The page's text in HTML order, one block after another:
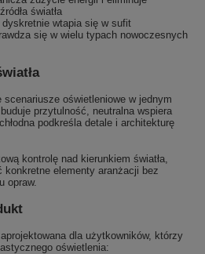
światła
dyskretnie wtapia się w sufit
się w wielu typach nowoczesnych
scenariusze oświetleniowe w jednym
przytulność, neutralna wspiera
podkreśla detale i architekturę
kontrolę nad kierunkiem światła,
elementy aranżacji bez
opraw.
dla użytkowników, którzy
oświetlenia: